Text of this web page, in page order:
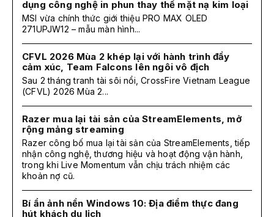
dụng công nghệ in phun thay thế mặt nạ kim loại
MSI vừa chính thức giới thiệu PRO MAX OLED
271UPJW12 – mẫu màn hình...
CFVL 2026 Mùa 2 khép lại với hành trình đầy
cảm xúc, Team Falcons lên ngôi vô địch
Sau 2 tháng tranh tài sôi nổi, CrossFire Vietnam League
(CFVL) 2026 Mùa 2...
Razer mua lại tài sản của StreamElements, mở
rộng mảng streaming
Razer công bố mua lại tài sản của StreamElements, tiếp
nhận công nghệ, thương hiệu và hoạt động vận hành,
trong khi Live Momentum vẫn chịu trách nhiệm các
khoản nợ cũ.
Bí ẩn ảnh nền Windows 10: Địa điểm thực đang
hút khách du lịch